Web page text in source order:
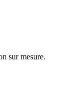
sur mesure.